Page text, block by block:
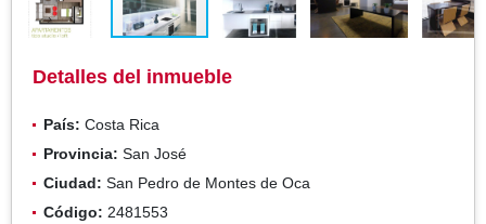
Detalles del inmueble
País: Costa Rica
Provincia: San José
Ciudad: San Pedro de Montes de Oca
Código: 2481553